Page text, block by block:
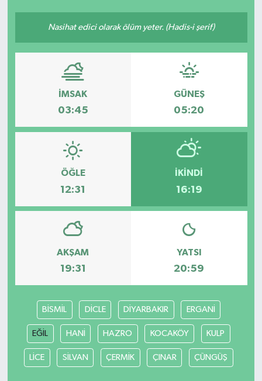
Nasihat edici olarak ölüm yeter. (Hadis-i şerif)
İMSAK
03:45
GÜNEŞ
05:20
ÖĞLE
12:31
İKINDI
16:19
AKŞAM
19:31
YATSI
20:59
BİSMİL DİCLE DİYARBAKIR ERGANİ
EĞİL HANİ HAZRO KOCAKÖY KULP
LİCE SİLVAN ÇERMİK ÇINAR ÇÜNGÜŞ
Güncel
HABERDE İNSAN
KÜLTÜR SANAT
MAGAZİN
POLİTİKA
RESMİ İLANLAR
SAĞLIK
Tarihi Yapılarımız
Teknoloji